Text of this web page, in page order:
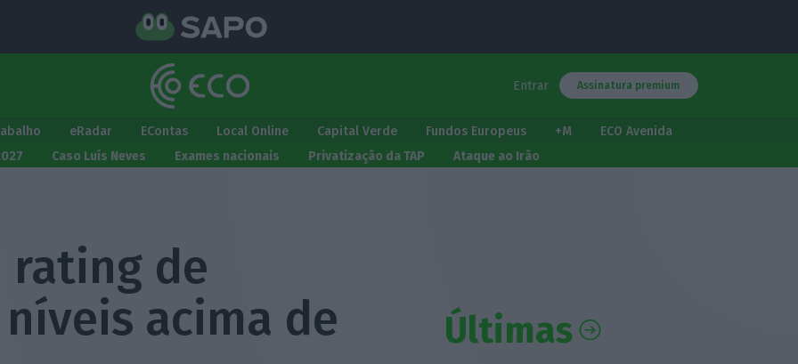
Entrar Assinatura premium
eRadar EContas Local Online Capital Verde Fundos Europeus +M
ECO Avenida
Caso Luís Neves Exames nacionais Privatização da TAP Ataque ao Irão
rating de
acima de
Últimas